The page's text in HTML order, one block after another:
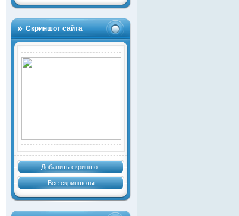
Скриншот сайта
Добавить скриншот
Все скриншоты